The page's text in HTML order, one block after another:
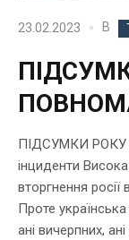
23.02.2023 В
ПІДСУМКИ РОКУ
інциденти
вторгнення
Проте
ані вичерпних,